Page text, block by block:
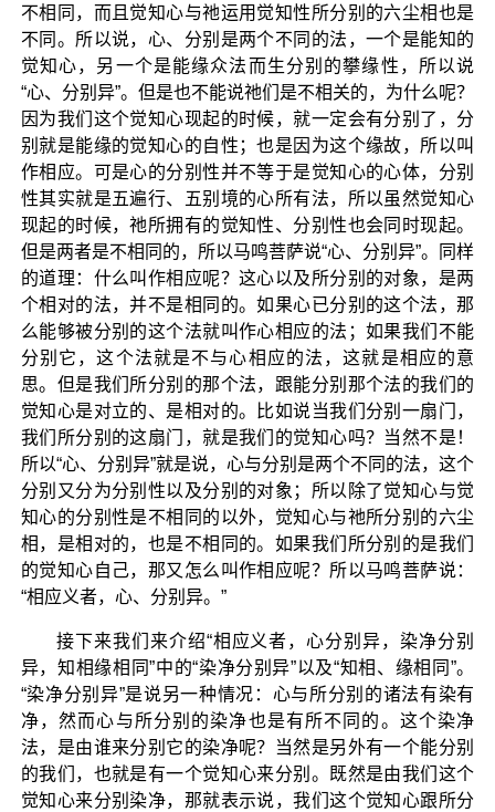
不相同，而且觉知心与祂运用觉知性所分别的六尘相也是
不同。所以说，心、分别是两个不同的法，一个是能知的
觉知心，另一个是能缘众法而生分别的攀缘性，所以说
“心、分别异”。但是也不能说祂们是不相关的，为什么呢？
因为我们这个觉知心现起的时候，就一定会有分别了，分
别就是能缘的觉知心的自性；也是因为这个缘故，所以叫
作相应。可是心的分别性并不等于是觉知心的心体，分别
性其实就是五遍行、五别境的心所有法，所以虽然觉知心
现起的时候，祂所拥有的觉知性、分别性也会同时现起。
但是两者是不相同的，所以马鸣菩萨说“心、分别异”。同样
的道理：什么叫作相应呢？这心以及所分别的对象，是两
个相对的法，并不是相同的。如果心已分别的这个法，那
么能够被分别的这个法就叫作心相应的法；如果我们不能
分别它，这个法就是不与心相应的法，这就是相应的意
思。但是我们所分别的那个法，跟能分别那个法的我们的
觉知心是对立的、是相对的。比如说当我们分别一扇门，
我们所分别的这扇门，就是我们的觉知心吗？当然不是！
所以“心、分别异”就是说，心与分别是两个不同的法，这个
分别又分为分别性以及分别的对象；所以除了觉知心与觉
知心的分别性是不相同的以外，觉知心与祂所分别的六尘
相，是相对的，也是不相同的。如果我们所分别的是我们
的觉知心自己，那又怎么叫作相应呢？所以马鸣菩萨说：
“相应义者，心、分别异。”
接下来我们来介绍“相应义者，心分别异，染净分别
异，知相缘相同”中的“染净分别异”以及“知相、缘相同”。
“染净分别异”是说另一种情况：心与所分别的诸法有染有
净，然而心与所分别的染净也是有所不同的。这个染净
法，是由谁来分别它的染净呢？当然是另外有一个能分别
的我们，也就是有一个觉知心来分别。既然是由我们这个
觉知心来分别染净，那就表示说，我们这个觉知心跟所分